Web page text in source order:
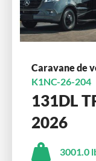
Caravane de
K1NC-26-204
131DL
2026
3001.0